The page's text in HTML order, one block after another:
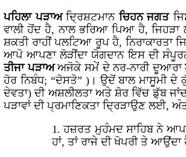
ਪਹਿਲਾ ਪੜਾਅਦ੍ਰਿਸ਼ਟਮਾਨਚਿਹਨ ਜਗਤ
ਵਾਲੀ ਹੋਂਦ ਹੈ, ਨਾਲ ਭਰਿਆ ਪਿਆ ਹੈ,
ਸ਼ਕਤੀ ਰਾਹੀਂ ਪਲਟਿਆ ਰੂਪ ਹੈ,
ਆਪੋ ਆਪਣਾ ਲੋੜੀਂਦਾ ਯੋਗਦਾਨ ਇਸ ਦੀ
ਤੀਜਾ ਪੜਾਅਅਜੋਕੇ ਸਮੇਂ ਦੇ ਨਰ-ਨਾਰੀ ਦੂਆਰਾ
ਹੋਰ ਨਿਬੰਧ; “ਦੋਸਤੋ” )। ਉਦੋਂ ਬਾਲ ਮਾਸੂਮੀ
ਦੇਵਤਾ) ਦੀ ਅਸ਼ਲੀਲਤਾ ਅਤੇ ਸ਼ੋਰ ਵਿੱਚ ਡੁੱਬ
ਪੜਾਵਾਂ ਦੀ ਪ੍ਰਮਾਣਿਕਤਾ ਦ੍ਰਿੜਾਉਣ ਲਈ,
1. ਹਜ਼ਰਤ ਮੁਹੰਮਦ ਸਾਹਿਬ ਨੇ
ਹਾਂ, ਤਾਂ ਰਾਜੇ ਦੀ ਖੋਪਰੀ ਤੇ